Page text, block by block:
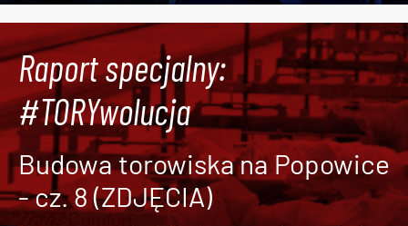
Raport specjalny:
#TORYwolucja
Budowa torowiska na Popowice
- cz. 8 (ZDJĘCIA)